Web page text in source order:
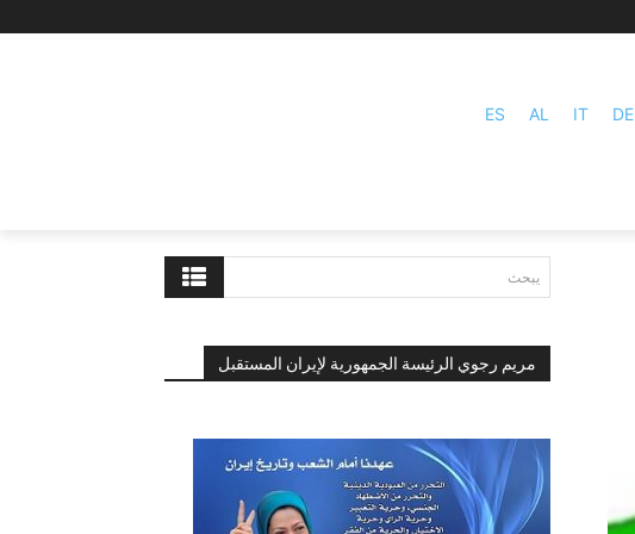
ES AL IT DE
يبحث
مريم رجوي الرئيسة الجمهورية لإيران المستقبل